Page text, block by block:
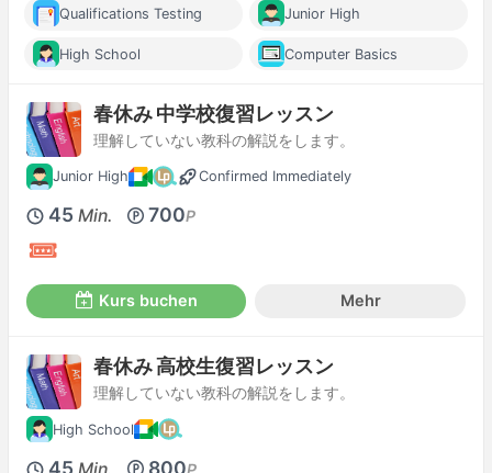
Qualifications Testing Junior High
High School Computer Basics
春休み 中学校復習レッスン
理解していない教科の解説をします。
Junior High Confirmed Immediately
45 Min. 700P
Kurs buchen Mehr
春休み 高校生復習レッスン
理解していない教科の解説をします。
High School
45 Min. 800P